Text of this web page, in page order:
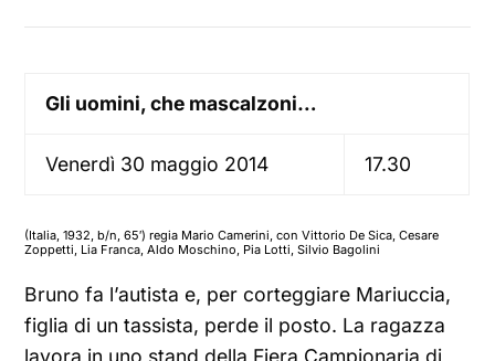
Gli uomini, che mascalzoni…
Venerdì 30 maggio 2014 17.30
(Italia, 1932, b/n, 65′) regia Mario Camerini, con Vittorio De Sica, Cesare
Zoppetti, Lia Franca, Aldo Moschino, Pia Lotti, Silvio Bagolini
Bruno fa l’autista e, per corteggiare Mariuccia,
figlia di un tassista, perde il posto. La ragazza
lavora in uno stand della Fiera Campionaria di